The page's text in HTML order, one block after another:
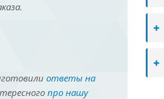
ответы на
про нашу